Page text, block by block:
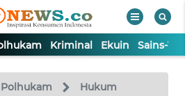
Kriminal Ekuin Sains-
Polhukam Hukum